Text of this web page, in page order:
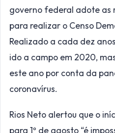
governo federal adote as
para realizar o Censo
Realizado a cada dez
ido a campo em 2020,
este ano por conta da
coronavírus.
Rios Neto alertou que o
para 1º de agosto “é